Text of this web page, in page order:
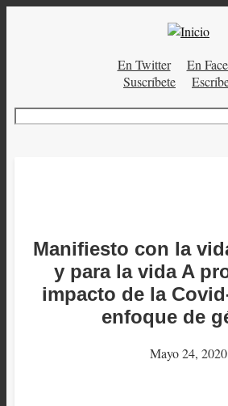
auxiliar
En Twitter
En
Suscríbete
Buscar
Manifiesto con la
y para la vida A
impacto de la
enfoque de
Mayo 24, 2020